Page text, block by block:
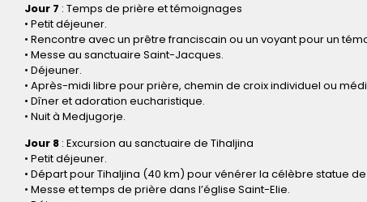
Jour 7 : Temps de prière et témoignages
• Petit déjeuner.
• Rencontre avec un prêtre franciscain ou un voyant pour un
• Messe au sanctuaire Saint-Jacques.
• Déjeuner.
• Après-midi libre pour prière, chemin de croix individuel ou
• Dîner et adoration eucharistique.
• Nuit à Medjugorje.
Jour 8 : Excursion au sanctuaire de Tihaljina
• Petit déjeuner.
• Départ pour Tihaljina (40 km) pour vénérer la célèbre statue
• Messe et temps de prière dans l’église Saint-Elie.